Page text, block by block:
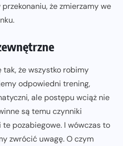
że zmierzamy we
tak, że wszystko robimy
odpowiedni trening,
ale postępu wciąż nie
są temu czynniki
te pozabiegowe. I wówczas to
zwrócić uwagę. O czym